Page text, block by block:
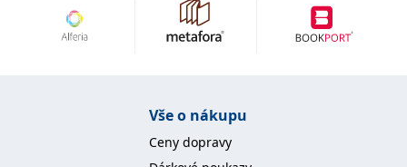
Vše o nákupu
Ceny dopravy